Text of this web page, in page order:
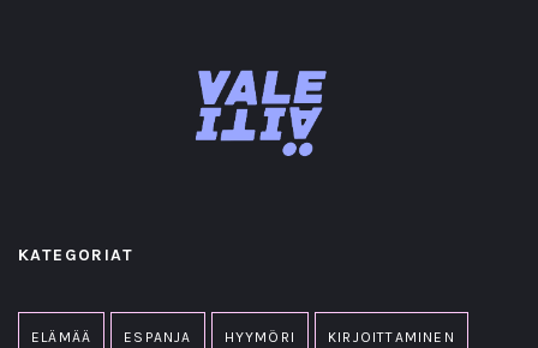
KATEGORIAT
ELÄMÄÄ ESPANJA HYYMÖRI KIRJOITTAMINEN